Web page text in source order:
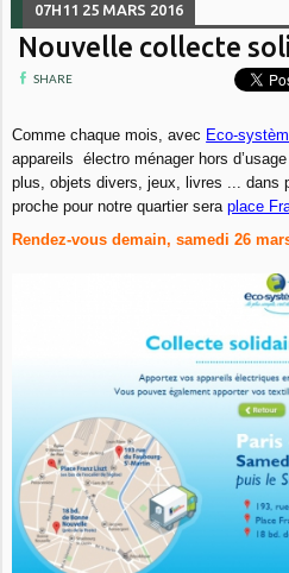
07H11 25 MARS 2016
Nouvelle collecte
SHARE
Comme chaque mois, avec Eco-
appareils électro ménager hors
plus, objets divers, jeux, livres ... dans
proche pour notre quartier seraplace
Rendez-vous demain, samedi 26